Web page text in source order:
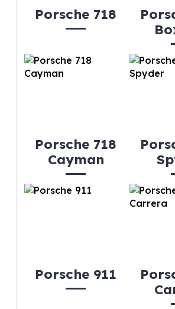
Porsche 718
Porsche 718
Cayman
Porsche 911